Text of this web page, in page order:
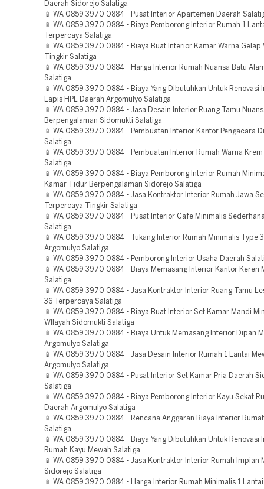
Daerah Sidorejo Salatiga
📱 WA 0859 3970 0884 - Pusat Interior Apartemen Daerah
📱 WA 0859 3970 0884 - Biaya Pemborong Interior Rumah 1
Terpercaya Salatiga
📱 WA 0859 3970 0884 - Biaya Buat Interior Kamar Warna Gelap
Tingkir Salatiga
📱 WA 0859 3970 0884 - Harga Interior Rumah Nuansa Batu
Salatiga
📱 WA 0859 3970 0884 - Biaya Yang Dibutuhkan Untuk Renovasi
Lapis HPL Daerah Argomulyo Salatiga
📱 WA 0859 3970 0884 - Jasa Desain Interior Ruang Tamu
Berpengalaman Sidomukti Salatiga
📱 WA 0859 3970 0884 - Pembuatan Interior Kantor Pengacara
Salatiga
📱 WA 0859 3970 0884 - Pembuatan Interior Rumah Warna
Salatiga
📱 WA 0859 3970 0884 - Biaya Pemborong Interior Rumah
Kamar Tidur Berpengalaman Sidorejo Salatiga
📱 WA 0859 3970 0884 - Jasa Kontraktor Interior Rumah Jawa
Terpercaya Tingkir Salatiga
📱 WA 0859 3970 0884 - Pusat Interior Cafe Minimalis
Salatiga
📱 WA 0859 3970 0884 - Tukang Interior Rumah Minimalis Type
Argomulyo Salatiga
📱 WA 0859 3970 0884 - Pemborong Interior Usaha Daerah
📱 WA 0859 3970 0884 - Biaya Memasang Interior Kantor Keren
Salatiga
📱 WA 0859 3970 0884 - Jasa Kontraktor Interior Ruang Tamu
36 Terpercaya Salatiga
📱 WA 0859 3970 0884 - Biaya Buat Interior Set Kamar Mandi
WIlayah Sidomukti Salatiga
📱 WA 0859 3970 0884 - Biaya Untuk Memasang Interior Dipan
Argomulyo Salatiga
📱 WA 0859 3970 0884 - Jasa Desain Interior Rumah 1 Lantai
Argomulyo Salatiga
📱 WA 0859 3970 0884 - Pusat Interior Set Kamar Pria Daerah
Salatiga
📱 WA 0859 3970 0884 - Biaya Pemborong Interior Kayu Sekat
Daerah Argomulyo Salatiga
📱 WA 0859 3970 0884 - Rencana Anggaran Biaya Interior
Salatiga
📱 WA 0859 3970 0884 - Biaya Yang Dibutuhkan Untuk Renovasi
Rumah Kayu Mewah Salatiga
📱 WA 0859 3970 0884 - Jasa Kontraktor Interior Rumah Impian
Sidorejo Salatiga
📱 WA 0859 3970 0884 - Harga Interior Rumah Minimalis 1